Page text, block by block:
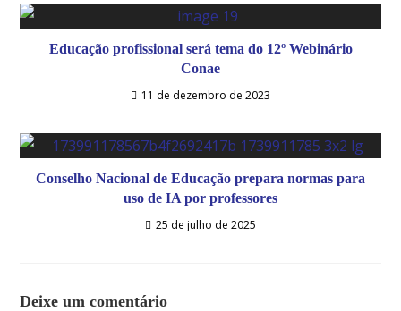
Educação profissional será tema do 12º Webinário
Conae
11 de dezembro de 2023
Conselho Nacional de Educação prepara normas para
uso de IA por professores
25 de julho de 2025
Deixe um comentário